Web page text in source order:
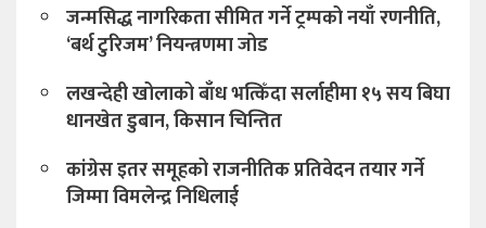
जन्मसिद्ध नागरिकता सीमित गर्ने ट्रम्पको नयाँ रणनीति,
‘बर्थ टुरिजम’ नियन्त्रणमा जोड
लखन्देही खोलाको बाँध भत्किँदा सर्लाहीमा १५ सय बिघा
धानखेत डुबान, किसान चिन्तित
कांग्रेस इतर समूहको राजनीतिक प्रतिवेदन तयार गर्ने
जिम्मा विमलेन्द्र निधिलाई